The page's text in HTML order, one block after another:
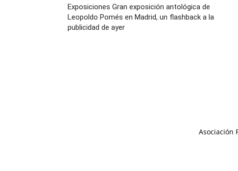
Exposiciones Gran exposición antológica de
Leopoldo Pomés en Madrid, un flashback a la
publicidad de ayer
Asociación